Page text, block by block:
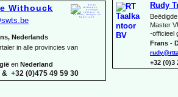
Rudy
Master
-officieel
Frans -
+32
Withouck
Nederlands
in alle provincies van
en Nederland
+32 (0)475 49 59 30